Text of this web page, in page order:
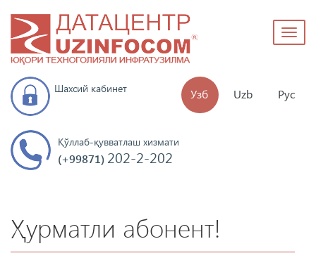
Узб Uzb Рус
Шахсий кабинет
Қўллаб-қувватлаш хизмати
(+99871) 202-2-202
Ҳурматли абонент!